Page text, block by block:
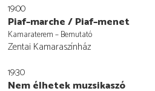
19:00
Piaf–marche / Piaf–menet
Kamaraterem – Bemutató
Zentai Kamaraszínház
19:30
Nem élhetek muzsikaszó